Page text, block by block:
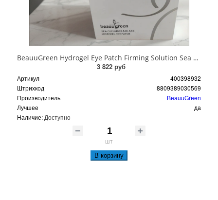
BeauuGreen Hydrogel Eye Patch Firming Solution Sea Cocumber & Black Гидрогелевые патчи для кожи вокруг глаз с экстрактом черного морского огурца 60 шт 90 гр
3 822 руб
Артикул
400398932
Штрихкод
8809389030569
Производитель
BeauuGreen
Лучшее
да
Наличие: Доступно
шт
В корзину